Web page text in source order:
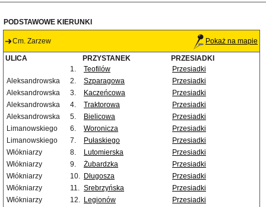
PODSTAWOWE KIERUNKI
Cm. Zarzew Pokaż na mapie
ULICA PRZYSTANEK
PRZESIADKI
1.
Teofilów
Przesiadki
Aleksandrowska
2. Szparagowa
Przesiadki
Aleksandrowska
3. Kaczeńcowa
Przesiadki
Aleksandrowska
4. Traktorowa
Przesiadki
Aleksandrowska
5. Bielicowa
Przesiadki
Limanowskiego
6. Woronicza
Przesiadki
Limanowskiego
7. Pułaskiego
Przesiadki
Włókniarzy
8. Lutomierska
Przesiadki
Włókniarzy
9. Żubardzka
Przesiadki
Włókniarzy
10. Długosza
Przesiadki
Włókniarzy
11. Srebrzyńska
Przesiadki
Włókniarzy
12. Legionów
Przesiadki